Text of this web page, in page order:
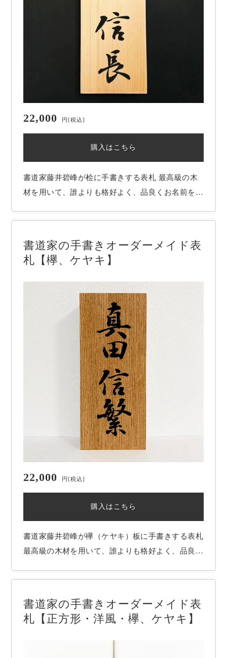
22,000 円[税込]
購入はこちら
書道家藤井碧峰が桧に手書きする表札 最高級の木
材を用いて、誰よりも格好よく、品良くお名前を書
の書体を元に、字形等を時間を掛けて吟味し、心を
表札を作ることが書道家藤井碧峰の使命です。 …
書道家の手書きオーダーメイド表
札【欅、ケヤキ】
22,000 円[税込]
購入はこちら
書道家藤井碧峰が欅（ケヤキ）板に手書きする表札
最高級の木材を用いて、誰よりも格好よく、品良く
前、お好みの書体を元に、字形等を時間を掛けて吟
て世界一の表札を作ることが書道家藤井碧峰の使…
書道家の手書きオーダーメイド表
札【正方形・洋風・欅、ケヤキ】